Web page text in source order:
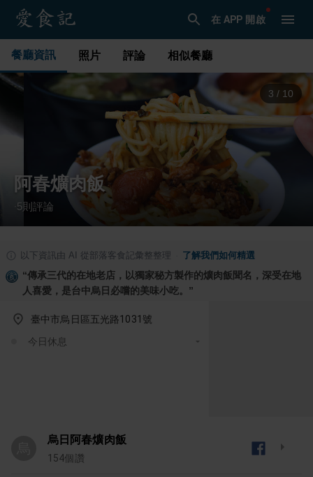
在 APP 開啟
餐廳資訊 照片 評論 相似餐廳
3 / 10
阿春爌肉飯
5 則評論
以下資訊由 AI 從部落客食記彙整整理 了解我們如何精選
“傳承三代的在地老店，以獨家秘方製作的爌肉飯聞名，深受在地
人喜愛，是台中烏日必嚐的美味小吃。 ”
臺中市烏日區五光路1031號
今日休息
烏日阿春爌肉飯
154個讚